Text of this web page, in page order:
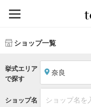
ショップ一覧
挙式エリア
で探す
奈良
ショップ名